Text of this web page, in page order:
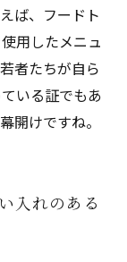
ば、フードト
用したメニュ
者たちが自ら
いる証でもあ
開けですね。
入れのある